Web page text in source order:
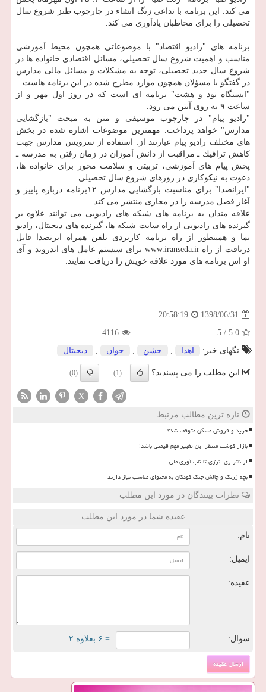
می كند. این برنامه با تداعی زنگ انشاء در چارچوب طنز شروع سال
تحصیلی را برای مخاطبان یادآوری می كند.
برنامه های "رادیو اقتصاد" با موضوعاتی همچون محیط آموزشی
مناسب و اهمیت شروع سال تحصیلی، مسائل اقتصادی خانواده ها در
شروع سال جدید تحصیلی، توجه به مشكلات و مسائل مالی مدارس
در گفتگو با مسؤلان همچون موارد مطرح شده در این برنامه هاست.
"ایستگاه نود و هشت" برنامه ای است كه در روز اول مهر و از
ساعت ۹ به روی آنتن می رود.
"رادیو پیام" در چارچوب موسیقی و متن به مبحث "بازگشایی
مدارس" خواهد پرداخت. مهمترین موضوعات اشاره شده در بخش
های مختلف رادیو پیام عبارتند از: استفاده از سرویس مدارس جهت
كاهش ترافیك ـ مراقبت از دانش آموزان در زمان رفتن به مدرسه ـ
پخش پیام های آموزشی، تربیتی و سلامت محور برای خانواده ها،
دعوت به نیكوكاری در روزهای شروع سال تحصیلی.
"ایرانصدا" برای مناسبت بازگشایی مدارس ۱۲برنامه درباره پاییز و
آغاز فصل مدرسه را در مجازی منتشر می كند.
علاقه مندان به برنامه های شبكه های رادیویی می توانند علاوه بر
گیرنده های رادیویی از راه سایت شبكه ها، گیرنده های دیجیتال، رادیو
نما و همینطور از راه برنامه كاربردی تلفن همراه ایرنصدا قابل
دریافت از راه www.iranseda.ir برای سیستم عامل های اندروید و آی
او اس برنامه های مورد علاقه خویش را دریافت نمایند.
1398/06/31
20:58:19
5.0
/
5
4116
تگهای خبر:
اهدا , جشن , جوان , دیجیتال
این مطلب را می پسندید؟ (1)
(0)
X
تازه ترین مطالب مرتبط
خرید و فروش مسکن متوقف شد؟
بازار گوشت منتظر این تغییر مهم قیمتی باشد!
از ناترازی انرژی تا تاب آوری ملی
بچه زرنگ و چالش جنگ کودکان به محتوای مناسب نیاز دارند
نظرات بینندگان در مورد این مطلب
عقیده شما در مورد این مطلب
نام:
ایمیل:
عقیده:
سوال: = ۶ بعلاوه ۲